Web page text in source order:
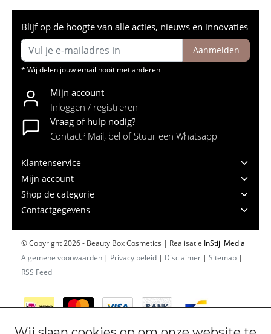
Blijf op de hoogte van alle acties, nieuws en innovaties
Aanmelden
* Wij delen jouw email nooit met anderen
Mijn account
Inloggen / registreren
Vraag of hulp nodig?
Contact? Mail, bel of Stuur een Whatsapp
Klantenservice
Mijn account
Shop de categorie
Contactgegevens
© Copyright 2026 - Beauty Box Cosmetics | Realisatie InStijl Media
Algemene voorwaarden | Privacy beleid | Disclaimer | Sitemap |
RSS Feed